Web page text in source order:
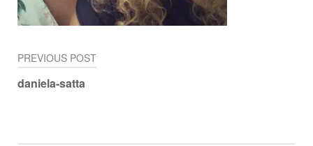
Navigazione
PREVIOUS POST
daniela-satta